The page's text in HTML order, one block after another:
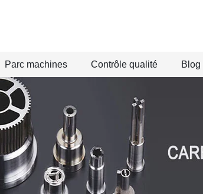
Parc machines Contrôle qualité Blog